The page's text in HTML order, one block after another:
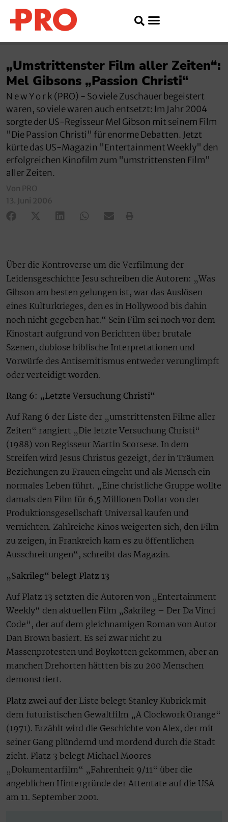
„Umstrittenster Film aller Zeiten“:
Mel Gibsons „Passion Christi“
N e w Y o r k (PRO) - So viele Zuschauer begeistert
waren, so viele waren auch entsetzt: Im Jahr 2004
sorgte der US-Regisseur Mel Gibson mit seinem Film
"Die Passion Christi" für enorme Debatten. Jetzt
kürte das US-Magazin "Entertainment Weekly" den
erfolgreichen Kinofilm zum "umstrittensten Film"
aller Zeiten.
Von PRO
13. Juni 2006
Über die Kontroverse um die Verfilmung der
Leidensgeschichte Jesu schreiben die Autoren: „Was
Gibson am besten gelungen ist, war das Auslösen
eines Kulturkrieges, den es in Hollywood bis dahin
noch nicht gegeben hat.“ Sein Film sei noch vor dem
Kinostart aufgrund von Berichten über brutale
Szenen, dubiose biblische Interpretationen und
Vorwürfe des Antisemitismus entweder verunglimpft
oder verteidigt worden.
Rang 6: „Letzte Versuchung Christi“
Auf Rang 6 der Liste der „umstrittensten Filme aller
Zeiten“ rangiert „Die letzte Versuchung Christi“
(1988) von Regisseur Martin Scorsese. In dem
Streifen wird Jesus Christus gezeigt, der in Träumen
Beziehungen zu Frauen eingeht und als Mensch ein
normales Leben führt. „Eine christliche Gruppe wollte
damals den Film für 6,5 Millionen Dollar von der
Produktionsgesellschaft Universal kaufen und
vernichten. Zahlreiche Kinos weigerten sich, den Film
zu zeigen, in Frankreich kam es zu öffentlichen
Ausschreitungen“, schreibt das Magazin.
„Sakrileg“ belegt Platz 13
Auf Platz 13 setzten die Autoren von „Entertainment
Weekly“ den aktuellen Film „Sakrileg – Der Da Vinci
Code“, der auf dem gleichnamigen Roman von Autor
Dan Brown basiert. Es sei zwar nicht zu
Massenprotesten und Boykotten gekommen, aber an
manchen Drehorten hättten bis zu 200 Menschen
demonstriert.
Platz zwei auf der Liste belegt Stanley Kubrick mit
dem futuristischen Gewaltfilm „A Clockwork Orange“
(1971). Erzählt wird die Geschichte von Alex, der mit
seiner Gang plündernd und mordend durch die Stadt
zieht. Platz 3 belegt Michael Moores
„Dokumentarfilm“ „Fahrenheit 9/11“ über die
angeblichen Hintergründe der Attentate auf die USA
am 11. September 2001.